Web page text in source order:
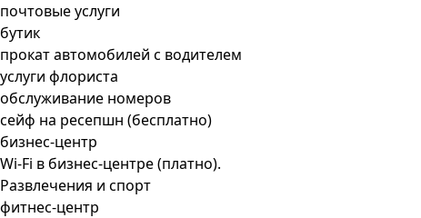
почтовые услуги
бутик
прокат автомобилей с водителем
услуги флориста
обслуживание номеров
сейф на ресепшн (бесплатно)
бизнес-центр
Wi-Fi в бизнес-центре (платно).
Развлечения и спорт
фитнес-центр